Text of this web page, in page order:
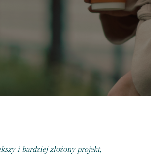
i bardziej złożony projekt,